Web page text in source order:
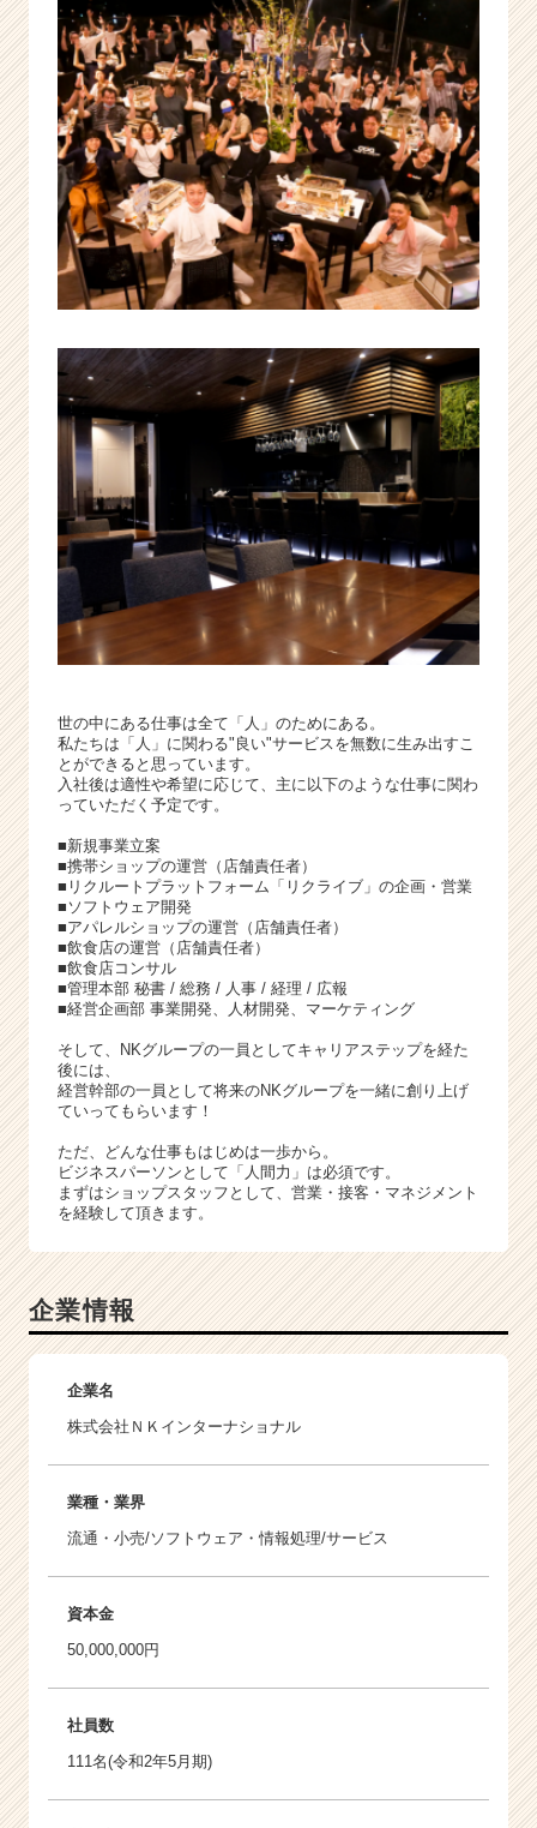
世の中にある仕事は全て「人」のためにある。
私たちは「人」に関わる"良い"サービスを無数に生み出すこ
とができると思っています。
入社後は適性や希望に応じて、主に以下のような仕事に関わ
っていただく予定です。
■新規事業立案
■携帯ショップの運営（店舗責任者）
■リクルートプラットフォーム「リクライブ」の企画・営業
■ソフトウェア開発
■アパレルショップの運営（店舗責任者）
■飲食店の運営（店舗責任者）
■飲食店コンサル
■管理本部 秘書 / 総務 / 人事 / 経理 / 広報
■経営企画部 事業開発、人材開発、マーケティング
そして、NKグループの一員としてキャリアステップを経た
後には、
経営幹部の一員として将来のNKグループを一緒に創り上げ
ていってもらいます！
ただ、どんな仕事もはじめは一歩から。
ビジネスパーソンとして「人間力」は必須です。
まずはショップスタッフとして、営業・接客・マネジメント
を経験して頂きます。
企業情報
企業名
株式会社ＮＫインターナショナル
業種・業界
流通・小売/ソフトウェア・情報処理/サービス
資本金
50,000,000円
社員数
111名(令和2年5月期)